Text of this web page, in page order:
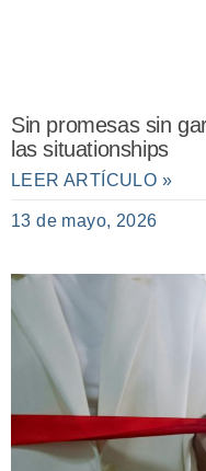
Sin promesas sin
las situationships
LEER ARTÍCULO »
13 de mayo, 2026